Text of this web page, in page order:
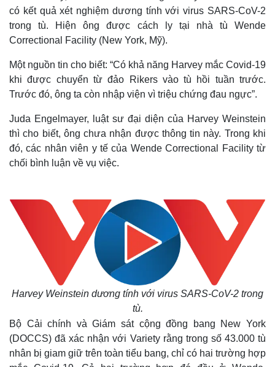
có kết quả xét nghiệm dương tính với virus SARS-CoV-2
trong tù. Hiện ông được cách ly tại nhà tù Wende
Correctional Facility (New York, Mỹ).
Một nguồn tin cho biết: “Có khả năng Harvey mắc Covid-19
khi được chuyển từ đảo Rikers vào tù hồi tuần trước.
Trước đó, ông ta còn nhập viện vì triệu chứng đau ngực”.
Juda Engelmayer, luật sư đại diện của Harvey Weinstein
thì cho biết, ông chưa nhận được thông tin này. Trong khi
đó, các nhân viên y tế của Wende Correctional Facility từ
chối bình luận về vụ việc.
Harvey Weinstein dương tính với virus SARS-CoV-2 trong
tù.
Bộ Cải chính và Giám sát cộng đồng bang New York
(DOCCS) đã xác nhận với Variety rằng trong số 43.000 tù
nhân bị giam giữ trên toàn tiểu bang, chỉ có hai trường hợp